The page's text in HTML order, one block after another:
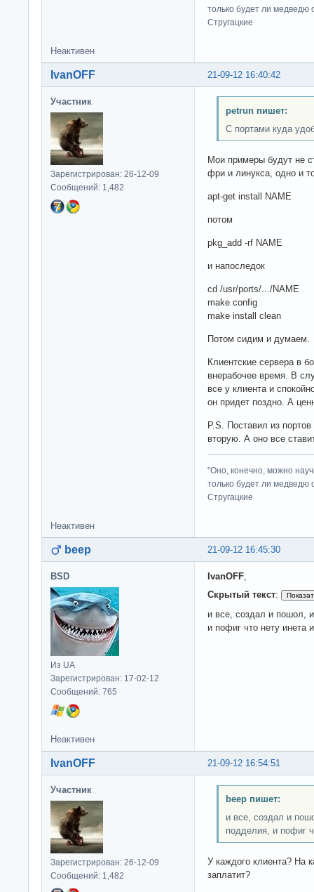
только будет ли медведю
Стругацкие
Неактивен
21-09-12 16:40:42
IvanOFF
Участник
Зарегистрирован: 26-12-09
Сообщений: 1,482
petrun пишет:
С портами куда
Мои примеры будут не
фри и линукса, одно и
apt-get install NAME
потом
pkg_add -rf NAME
и напоследок
cd /usr/ports/.../NAME
make config
make install clean
Потом сидим и думаем.
Клиентские сервера в
внерабочее время. В
все у клиента и
он придет поздно. А
P.S. Поставил из
вторую. А оно все
"Оно, конечно, можно
только будет ли медведю
Стругацкие
Неактивен
21-09-12 16:45:30
beep
BSD
Из UA
Зарегистрирован: 17-02-12
Сообщений: 765
IvanOFF
Скрытый текст:
и все, создал и пошол,
и пофиг что нету инета
Неактивен
21-09-12 16:54:51
IvanOFF
Участник
Зарегистрирован: 26-12-09
Сообщений: 1,482
beep пишет:
и все, создал и
подделия, и пофиг
У каждого клиента? На
заплатит?